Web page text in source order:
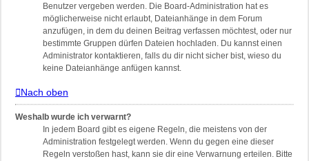
Benutzer vergeben werden. Die Board-Administration hat es
möglicherweise nicht erlaubt, Dateianhänge in dem Forum
anzufügen, in dem du deinen Beitrag verfassen möchtest, oder nur
bestimmte Gruppen dürfen Dateien hochladen. Du kannst einen
Administrator kontaktieren, falls du dir nicht sicher bist, wieso du
keine Dateianhänge anfügen kannst.
Nach oben
Weshalb wurde ich verwarnt?
In jedem Board gibt es eigene Regeln, die meistens von der
Administration festgelegt werden. Wenn du gegen eine dieser
Regeln verstoßen hast, kann sie dir eine Verwarnung erteilen. Bitte